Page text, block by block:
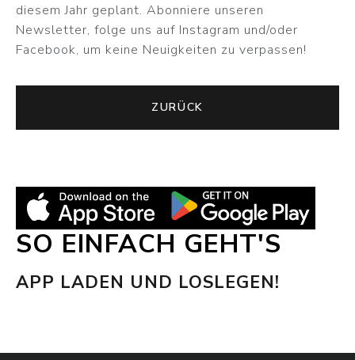
diesem Jahr geplant. Abonniere unseren
Newsletter, folge uns auf Instagram und/oder
Facebook, um keine Neuigkeiten zu verpassen!
ZURÜCK
SO EINFACH GEHT'S
APP LADEN UND LOSLEGEN!